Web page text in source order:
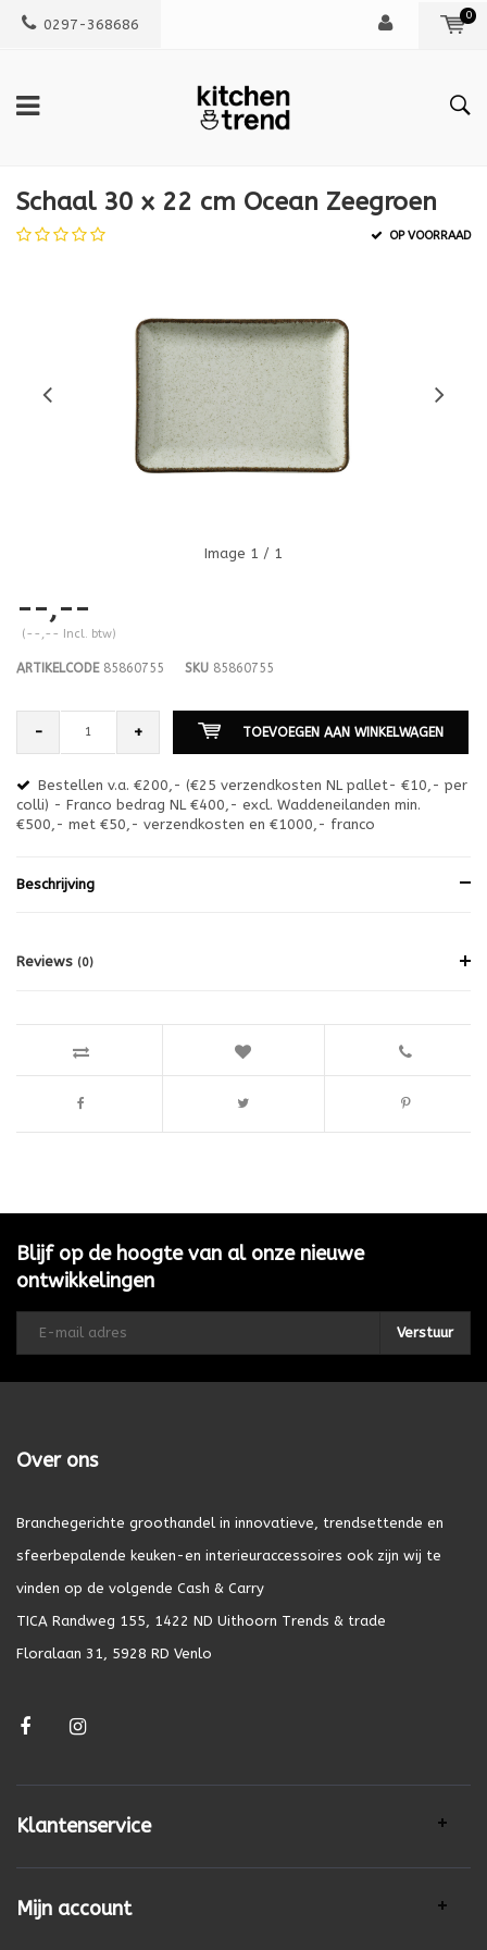
0297-368686
0
Schaal 30 x 22 cm Ocean Zeegroen
OP VOORRAAD
Image 1 / 1
--,--
(--,-- Incl. btw)
ARTIKELCODE85860755 SKU 85860755
- + TOEVOEGEN AAN WINKELWAGEN
Bestellen v.a. €200,- (€25 verzendkosten NL pallet- €10,- per
colli) - Franco bedrag NL €400,- excl. Waddeneilanden min.
€500,- met €50,- verzendkosten en €1000,- franco
Beschrijving
Reviews (0)
Blijf op de hoogte van al onze nieuwe
ontwikkelingen
Verstuur
Over ons
Branchegerichte groothandel in innovatieve, trendsettende en
sfeerbepalende keuken-en interieuraccessoires ook zijn wij te
vinden op de volgende Cash & Carry
TICA Randweg 155, 1422 ND Uithoorn Trends & trade
Floralaan 31, 5928 RD Venlo
Klantenservice
Mijn account